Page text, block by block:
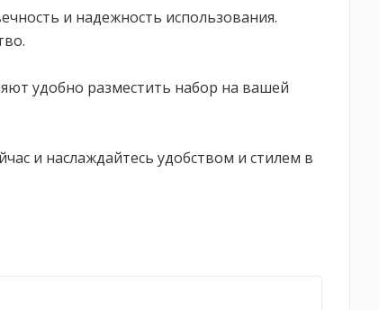
и надежность использования.
удобно разместить набор на вашей
и наслаждайтесь удобством и стилем в